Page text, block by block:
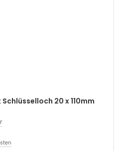
20 x 110mm